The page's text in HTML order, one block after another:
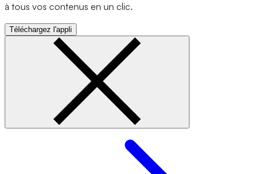
à tous vos contenus en un clic.
Téléchargez l'appli